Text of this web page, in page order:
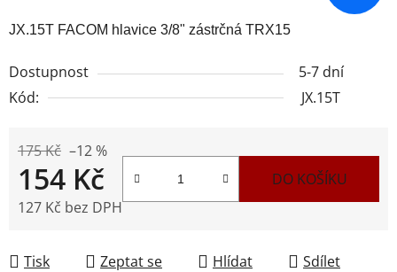
JX.15T FACOM hlavice 3/8" zástrčná TRX15
Dostupnost
5-7 dní
Kód:
JX.15T
175 Kč –12 %
154 Kč
127 Kč bez DPH
DO KOŠÍKU
Tisk Zeptat se Hlídat Sdílet